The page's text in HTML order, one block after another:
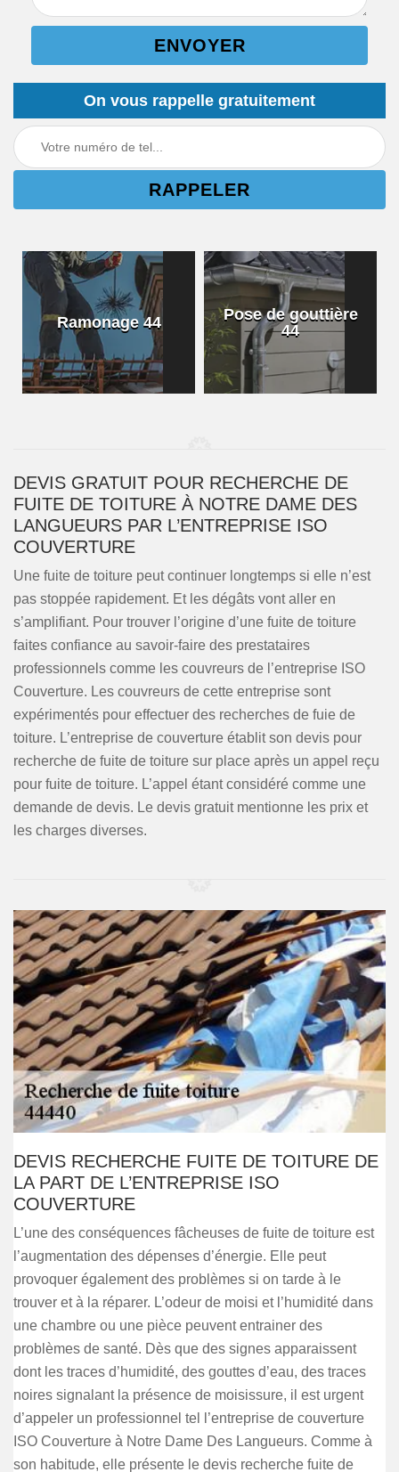
On vous rappelle gratuitement
Ramonage 44
Pose de gouttière
44
DEVIS GRATUIT POUR RECHERCHE DE
FUITE DE TOITURE À NOTRE DAME DES
LANGUEURS PAR L’ENTREPRISE ISO
COUVERTURE
Une fuite de toiture peut continuer longtemps si elle n’est
pas stoppée rapidement. Et les dégâts vont aller en
s’amplifiant. Pour trouver l’origine d’une fuite de toiture
faites confiance au savoir-faire des prestataires
professionnels comme les couvreurs de l’entreprise ISO
Couverture. Les couvreurs de cette entreprise sont
expérimentés pour effectuer des recherches de fuie de
toiture. L’entreprise de couverture établit son devis pour
recherche de fuite de toiture sur place après un appel reçu
pour fuite de toiture. L’appel étant considéré comme une
demande de devis. Le devis gratuit mentionne les prix et
les charges diverses.
DEVIS RECHERCHE FUITE DE TOITURE DE
LA PART DE L’ENTREPRISE ISO
COUVERTURE
L’une des conséquences fâcheuses de fuite de toiture est
l’augmentation des dépenses d’énergie. Elle peut
provoquer également des problèmes si on tarde à le
trouver et à la réparer. L’odeur de moisi et l’humidité dans
une chambre ou une pièce peuvent entrainer des
problèmes de santé. Dès que des signes apparaissent
dont les traces d’humidité, des gouttes d’eau, des traces
noires signalant la présence de moisissure, il est urgent
d’appeler un professionnel tel l’entreprise de couverture
ISO Couverture à Notre Dame Des Langueurs. Comme à
son habitude, elle présente le devis recherche fuite de